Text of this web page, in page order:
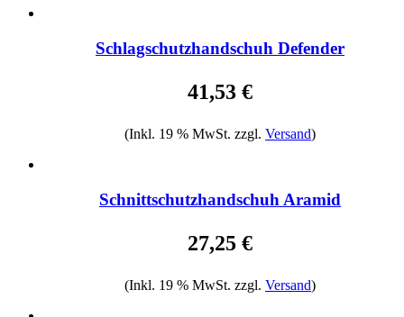
Schlagschutzhandschuh Defender
41,53 €
(Inkl. 19 % MwSt. zzgl. Versand)
Schnittschutzhandschuh Aramid
27,25 €
(Inkl. 19 % MwSt. zzgl. Versand)